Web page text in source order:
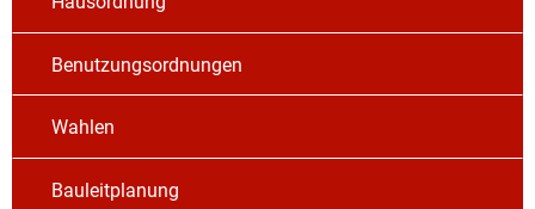
Benutzungsordnungen
Wahlen
Bauleitplanung